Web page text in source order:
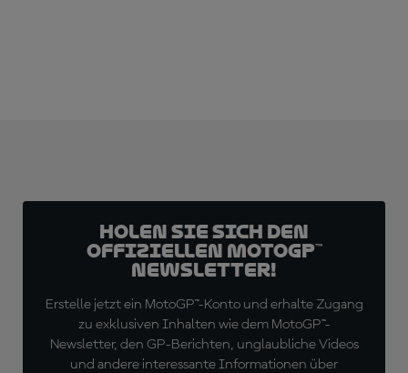
Holen Sie sich den
offiziellen MotoGP™
Newsletter!
Erstelle jetzt ein MotoGP™-Konto und erhalte Zugang
zu exklusiven Inhalten wie dem MotoGP™-
Newsletter, den GP-Berichten, unglaubliche Videos
und andere interessante Informationen über